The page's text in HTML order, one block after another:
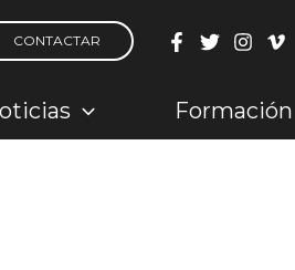
CONTACTAR
Formación